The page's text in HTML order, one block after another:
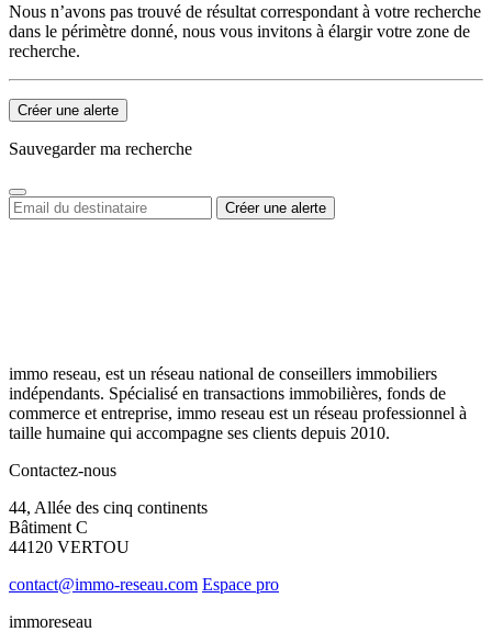
Nous n’avons pas trouvé de résultat correspondant à votre recherche
dans le périmètre donné, nous vous invitons à élargir votre zone de
recherche.
Créer une alerte
Sauvegarder ma recherche
immo reseau, est un réseau national de conseillers immobiliers
indépendants. Spécialisé en transactions immobilières, fonds de
commerce et entreprise, immo reseau est un réseau professionnel à
taille humaine qui accompagne ses clients depuis 2010.
Contactez-nous
44, Allée des cinq continents
Bâtiment C
44120 VERTOU
contact@immo-reseau.com Espace pro
immoreseau